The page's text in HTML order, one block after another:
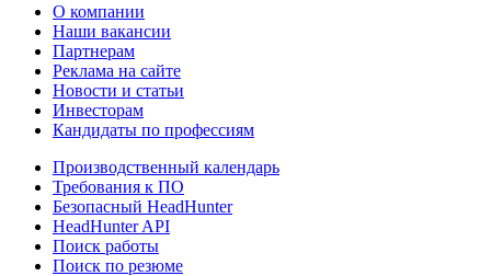
О компании
Наши вакансии
Партнерам
Реклама на сайте
Новости и статьи
Инвесторам
Кандидаты по профессиям
Производственный календарь
Требования к ПО
Безопасный HeadHunter
HeadHunter API
Поиск работы
Поиск по резюме